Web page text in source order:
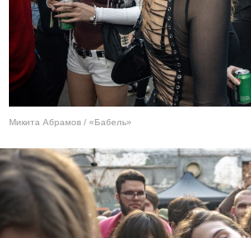
Микита Абрамов / «Бабель»